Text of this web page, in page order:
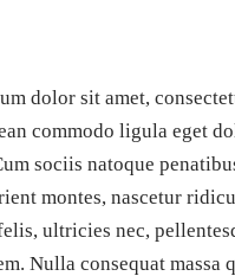
dolor sit amet,
commodo ligula eget
sociis natoque
montes, nascetur
ultricies nec,
Nulla consequat massa